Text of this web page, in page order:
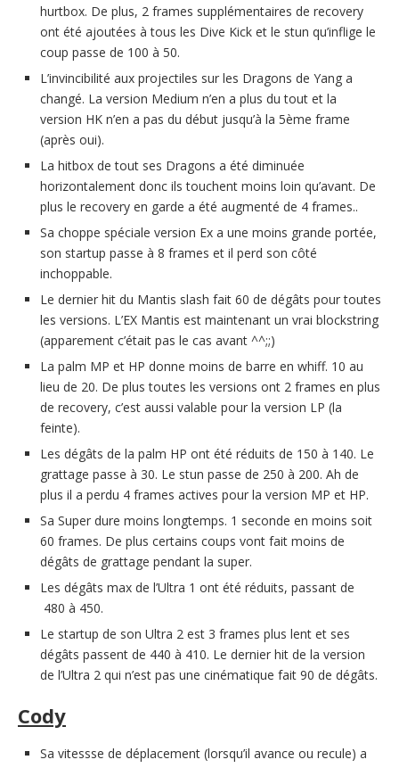
hurtbox. De plus, 2 frames supplémentaires de recovery
ont été ajoutées à tous les Dive Kick et le stun qu’inflige le
coup passe de 100 à 50.
L’invincibilité aux projectiles sur les Dragons de Yang a
changé. La version Medium n’en a plus du tout et la
version HK n’en a pas du début jusqu’à la 5ème frame
(après oui).
La hitbox de tout ses Dragons a été diminuée
horizontalement donc ils touchent moins loin qu’avant. De
plus le recovery en garde a été augmenté de 4 frames..
Sa choppe spéciale version Ex a une moins grande portée,
son startup passe à 8 frames et il perd son côté
inchoppable.
Le dernier hit du Mantis slash fait 60 de dégâts pour toutes
les versions. L’EX Mantis est maintenant un vrai blockstring
(apparement c’était pas le cas avant ^^;;)
La palm MP et HP donne moins de barre en whiff. 10 au
lieu de 20. De plus toutes les versions ont 2 frames en plus
de recovery, c’est aussi valable pour la version LP (la
feinte).
Les dégâts de la palm HP ont été réduits de 150 à 140. Le
grattage passe à 30. Le stun passe de 250 à 200. Ah de
plus il a perdu 4 frames actives pour la version MP et HP.
Sa Super dure moins longtemps. 1 seconde en moins soit
60 frames. De plus certains coups vont fait moins de
dégâts de grattage pendant la super.
Les dégâts max de l’Ultra 1 ont été réduits, passant de
480 à 450.
Le startup de son Ultra 2 est 3 frames plus lent et ses
dégâts passent de 440 à 410. Le dernier hit de la version
de l’Ultra 2 qui n’est pas une cinématique fait 90 de dégâts.
Cody
Sa vitessse de déplacement (lorsqu’il avance ou recule) a